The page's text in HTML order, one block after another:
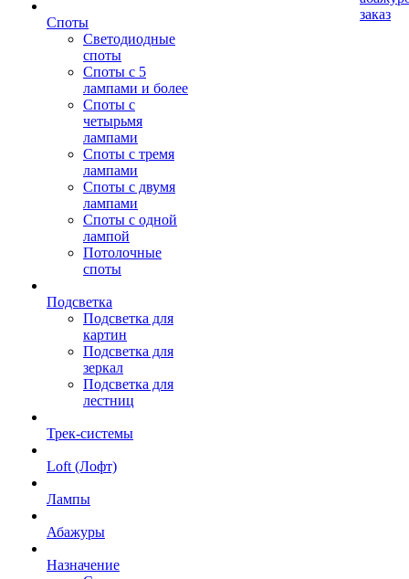
Споты
Светодиодные
споты
Споты с 5
лампами и более
Споты с
четырьмя
лампами
Споты с тремя
лампами
Споты с двумя
лампами
Споты с одной
лампой
Потолочные
споты
Подсветка
Подсветка для
картин
Подсветка для
зеркал
Подсветка для
лестниц
Трек-системы
Loft (Лофт)
Лампы
Абажуры
Назначение
заказ